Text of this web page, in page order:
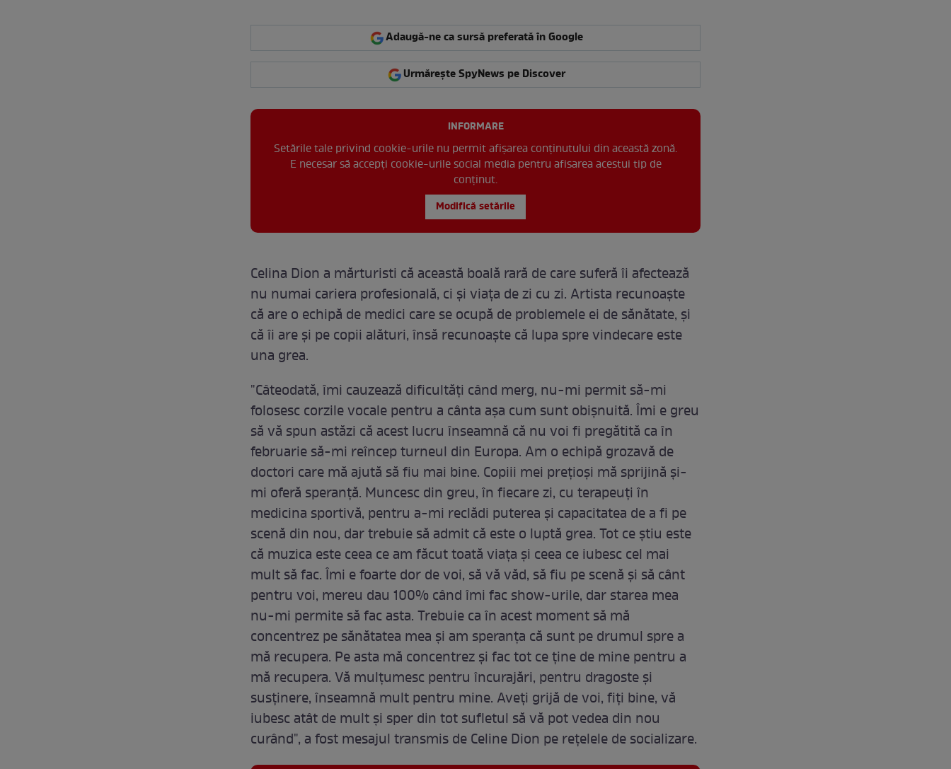
Adaugă-ne ca sursă preferată în Google
Urmărește SpyNews pe Discover
INFORMARE
Setările tale privind cookie-urile nu permit afișarea conținutului din această zonă.
E necesar să accepți cookie-urile social media pentru afisarea acestui tip de
conținut.
Modifică setările
Celina Dion a mărturisti că această boală rară de care suferă îi afectează
nu numai cariera profesională, ci și viața de zi cu zi. Artista recunoaște
că are o echipă de medici care se ocupă de problemele ei de sănătate, și
că îi are și pe copii alături, însă recunoaște că lupa spre vindecare este
una grea.
"Câteodată, îmi cauzează dificultăți când merg, nu-mi permit să-mi
folosesc corzile vocale pentru a cânta așa cum sunt obișnuită. Îmi e greu
să vă spun astăzi că acest lucru înseamnă că nu voi fi pregătită ca în
februarie să-mi reîncep turneul din Europa. Am o echipă grozavă de
doctori care mă ajută să fiu mai bine. Copiii mei prețioși mă sprijină și-
mi oferă speranță. Muncesc din greu, în fiecare zi, cu terapeuți în
medicina sportivă, pentru a-mi reclădi puterea și capacitatea de a fi pe
scenă din nou, dar trebuie să admit că este o luptă grea. Tot ce știu este
că muzica este ceea ce am făcut toată viața și ceea ce iubesc cel mai
mult să fac. Îmi e foarte dor de voi, să vă văd, să fiu pe scenă și să cânt
pentru voi, mereu dau 100% când îmi fac show-urile, dar starea mea
nu-mi permite să fac asta. Trebuie ca în acest moment să mă
concentrez pe sănătatea mea și am speranța că sunt pe drumul spre a
mă recupera. Pe asta mă concentrez și fac tot ce ține de mine pentru a
mă recupera. Vă mulțumesc pentru încurajări, pentru dragoste și
susținere, înseamnă mult pentru mine. Aveți grijă de voi, fiți bine, vă
iubesc atât de mult și sper din tot sufletul să vă pot vedea din nou
curând", a fost mesajul transmis de Celine Dion pe rețelele de socializare.